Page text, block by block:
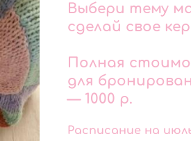
Выбери тему
сделай свое
Полная
для
— 1000 р.
Расписание на